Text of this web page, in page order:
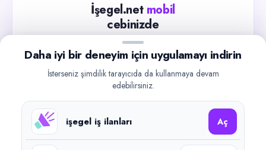
İşegel.net mobil
cebinizde
Güncel iş ilanlarını takip edin, işverenlerle hızlıca
iletişime geçin.
Google Play
Daha iyi bir deneyim için uygulamayı indirin
İsterseniz şimdilik tarayıcıda da kullanmaya devam
edebilirsiniz.
işegel iş ilanları Aç